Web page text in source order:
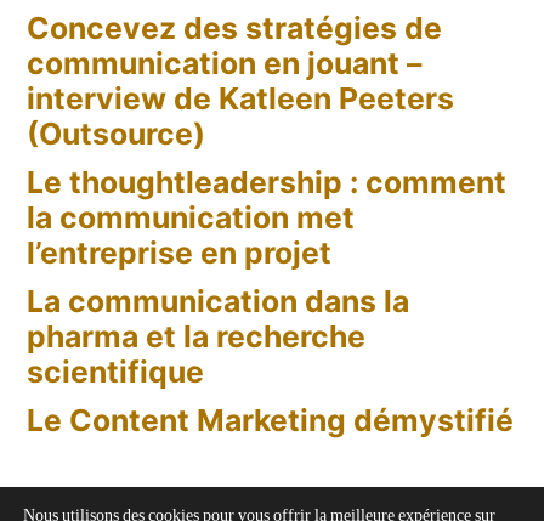
Les
Barcelona
Principles
Concevez des stratégies de
communication en jouant –
interview de Katleen Peeters
(Outsource)
Le thoughtleadership : comment
la communication met
l’entreprise en projet
La communication dans la
pharma et la recherche
scientifique
Le Content Marketing démystifié
Nous utilisons des cookies pour vous offrir la meilleure expérience sur